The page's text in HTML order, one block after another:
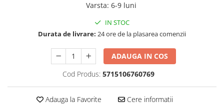
Varsta: 6-9 luni
IN STOC
Durata de livrare: 24 ore de la plasarea comenzii
ADAUGA IN COS
Cod Produs: 5715106760769
Adauga la Favorite Cere informatii